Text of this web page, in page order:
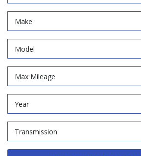
Make
Model
Max Mileage
Year
Transmission